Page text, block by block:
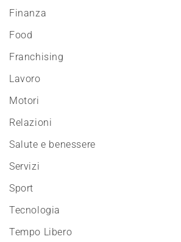
Finanza
Food
Franchising
Lavoro
Motori
Relazioni
Salute e benessere
Servizi
Sport
Tecnologia
Tempo Libero